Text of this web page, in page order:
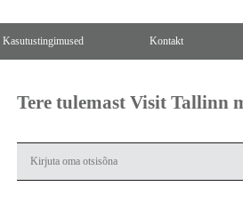
Kasutustingimused Kontakt
Tere tulemast Visit Tallinn